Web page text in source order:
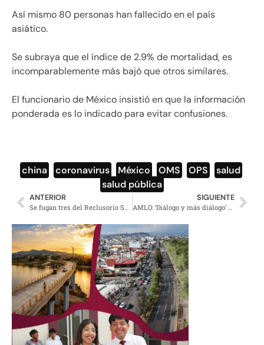
Así mismo 80 personas han fallecido en el país
asiático.
Se subraya que el índice de 2.9% de mortalidad, es
incomparablemente más bajó que otros similares.
El funcionario de México insistió en que la información
ponderada es lo indicado para evitar confusiones.
china coronavirus México OMS OPS salud
salud pública
ANTERIOR
Se fugan tres del Reclusorio Sur, todos con solicitud de extradición
SIGUIENTE
AMLO: ‘Diálogo y más diálogo’ en el conflicto de Notimex